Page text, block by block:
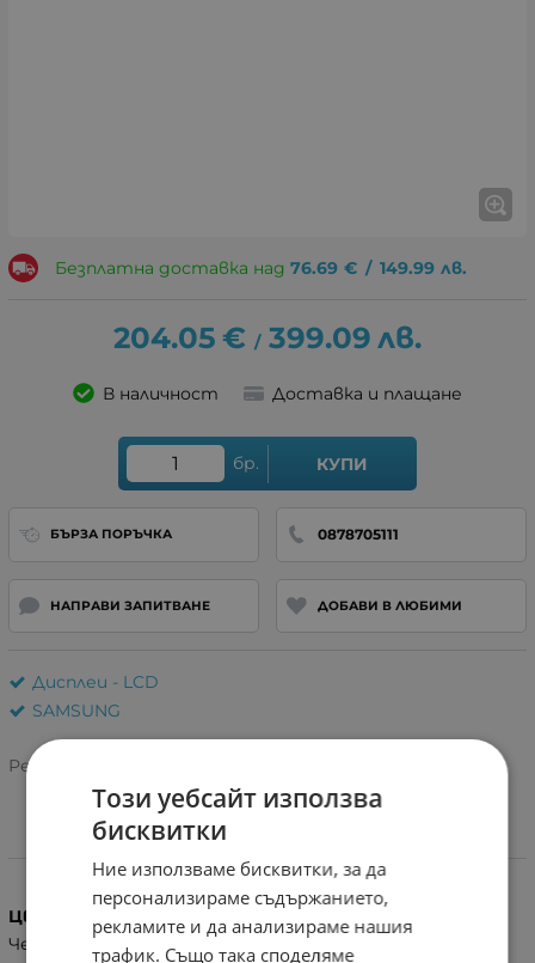
Безплатна доставка над 76.69 € / 149.99 лв.
204.05 € / 399.09 лв.
В наличност Доставка и плащане
бр. КУПИ
БЪРЗА ПОРЪЧКА 0878705111
НАПРАВИ ЗАПИТВАНЕ ДОБАВИ В ЛЮБИМИ
Дисплеи - LCD
SAMSUNG
Рейтинг:
Характеристики
Цвят
Черен
Този уебсайт използва
бисквитки
Ние използваме бисквитки, за да
персонализираме съдържанието,
рекламите и да анализираме нашия
трафик. Също така споделяме